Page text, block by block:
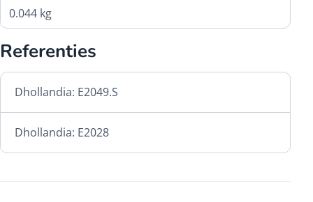
0.044 kg
Referenties
Dhollandia: E2049.S
Dhollandia: E2028